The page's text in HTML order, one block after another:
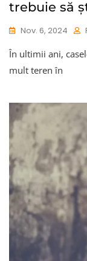
trebuie să
Nov. 6, 2024
În ultimii ani,
mult teren în